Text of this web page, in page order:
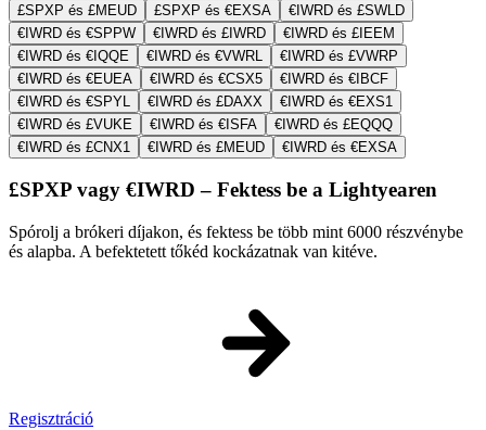
£SPXP és £MEUD
£SPXP és €EXSA
€IWRD és £SWLD
€IWRD és €SPPW
€IWRD és £IWRD
€IWRD és £IEEM
€IWRD és €IQQE
€IWRD és €VWRL
€IWRD és £VWRP
€IWRD és €EUEA
€IWRD és €CSX5
€IWRD és €IBCF
€IWRD és €SPYL
€IWRD és £DAXX
€IWRD és €EXS1
€IWRD és £VUKE
€IWRD és €ISFA
€IWRD és £EQQQ
€IWRD és £CNX1
€IWRD és £MEUD €IWRD és €EXSA
£SPXP vagy €IWRD – Fektess be a Lightyearen
Spórolj a brókeri díjakon, és fektess be több mint 6000 részvénybe
és alapba. A befektetett tőkéd kockázatnak van kitéve.
Regisztráció